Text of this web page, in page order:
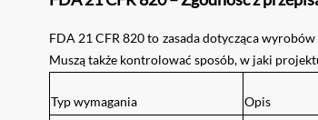
FDA 21 CFR 820 to zasada dotycząca
Muszą także kontrolować sposób, w jaki
Typ wymagania Opis